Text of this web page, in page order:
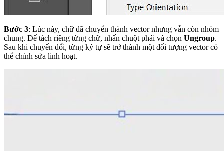
Bước 3: Lúc này, chữ đã chuyển thành vector nhưng vẫn còn nhóm
chung. Để tách riêng từng chữ, nhấn chuột phải và chọn Ungroup.
Sau khi chuyển đổi, từng ký tự sẽ trở thành một đối tượng vector có
thể chỉnh sửa linh hoạt.